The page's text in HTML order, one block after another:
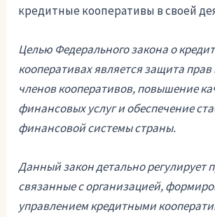
кредитные кооперативы в своей
Целью Федерального закона о
кооперативах является защита
членов кооперативов, повышение
финансовых услуг и обеспечение
финансовой системы страны.
Данный закон детально регулирует
связанные с организацией,
управлением кредитными